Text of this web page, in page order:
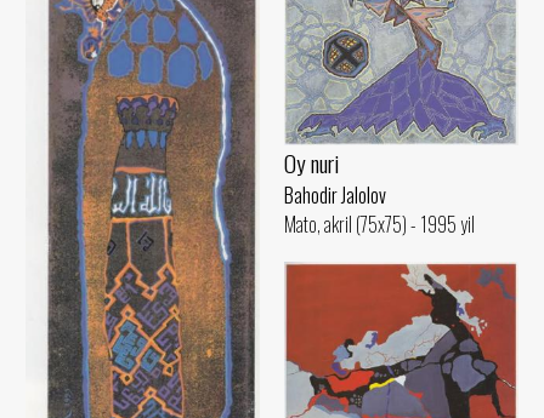
Oy nuri
Bahodir Jalolov
Mato, akril (75x75) - 1995 yil